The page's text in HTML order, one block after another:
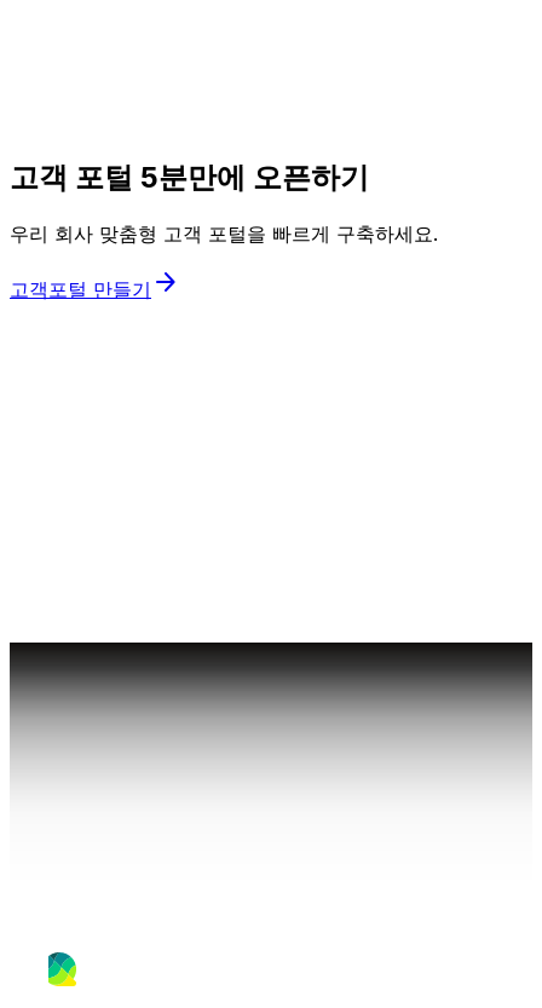
고객 포털 5분만에 오픈하기
우리 회사 맞춤형 고객 포털을 빠르게 구축하세요.
고객포털 만들기 arrow_forward